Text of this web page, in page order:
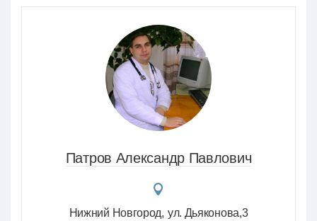
Патров Александр Павлович
Нижний Новгород ул. Дьяконова,3